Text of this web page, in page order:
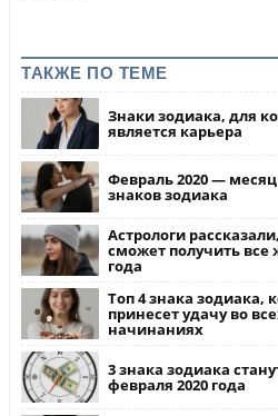
ТАКЖЕ ПО ТЕМЕ
Знаки зодиака, для
является карьера
Февраль 2020 —
знаков зодиака
Астрологи
сможет получить все
года
Топ 4 знака зодиака,
принесет удачу во
начинаниях
3 знака зодиака
февраля 2020 года